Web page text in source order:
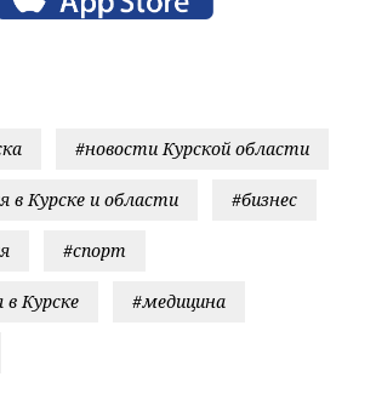
#новости Курской области
в Курске и области #бизнес
#спорт
Курске #медицина